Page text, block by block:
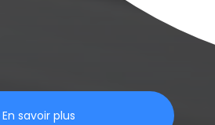
En savoir plus